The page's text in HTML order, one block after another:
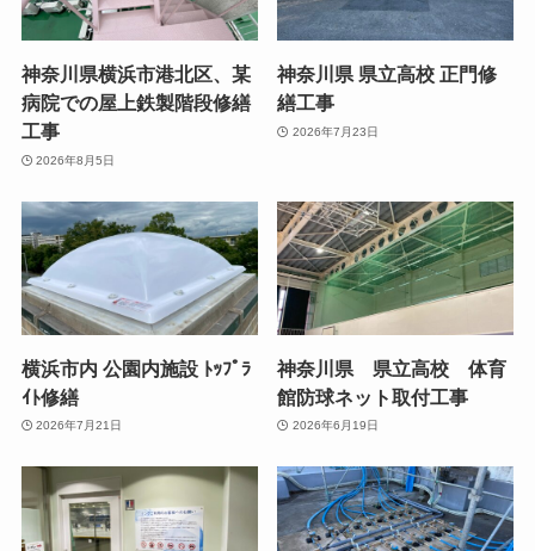
神奈川県横浜市港北区、某
病院での屋上鉄製階段修繕
工事
2026年8月5日
神奈川県 県立高校 正門修
繕工事
2026年7月23日
横浜市内 公園内施設 ﾄｯﾌﾟﾗ
ｲﾄ修繕
2026年7月21日
神奈川県 県立高校 体育
館防球ネット取付工事
2026年6月19日